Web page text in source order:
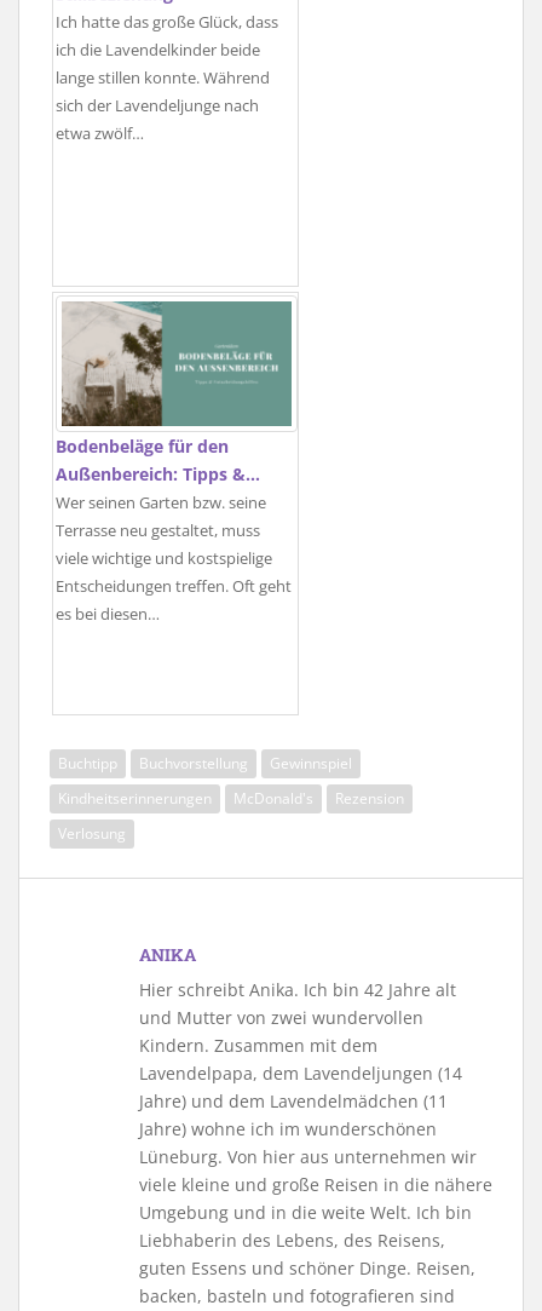
Ich hatte das große Glück, dass
ich die Lavendelkinder beide
lange stillen konnte. Während
sich der Lavendeljunge nach
etwa zwölf…
Bodenbeläge für den
Außenbereich: Tipps &…
Wer seinen Garten bzw. seine
Terrasse neu gestaltet, muss
viele wichtige und kostspielige
Entscheidungen treffen. Oft geht
es bei diesen…
Buchtipp Buchvorstellung
Gewinnspiel
Kindheitserinnerungen
McDonald's
Rezension
Verlosung
ANIKA
Hier schreibt Anika. Ich bin 42 Jahre alt
und Mutter von zwei wundervollen
Kindern. Zusammen mit dem
Lavendelpapa, dem Lavendeljungen (14
Jahre) und dem Lavendelmädchen (11
Jahre) wohne ich im wunderschönen
Lüneburg. Von hier aus unternehmen wir
viele kleine und große Reisen in die nähere
Umgebung und in die weite Welt. Ich bin
Liebhaberin des Lebens, des Reisens,
guten Essens und schöner Dinge. Reisen,
backen, basteln und fotografieren sind